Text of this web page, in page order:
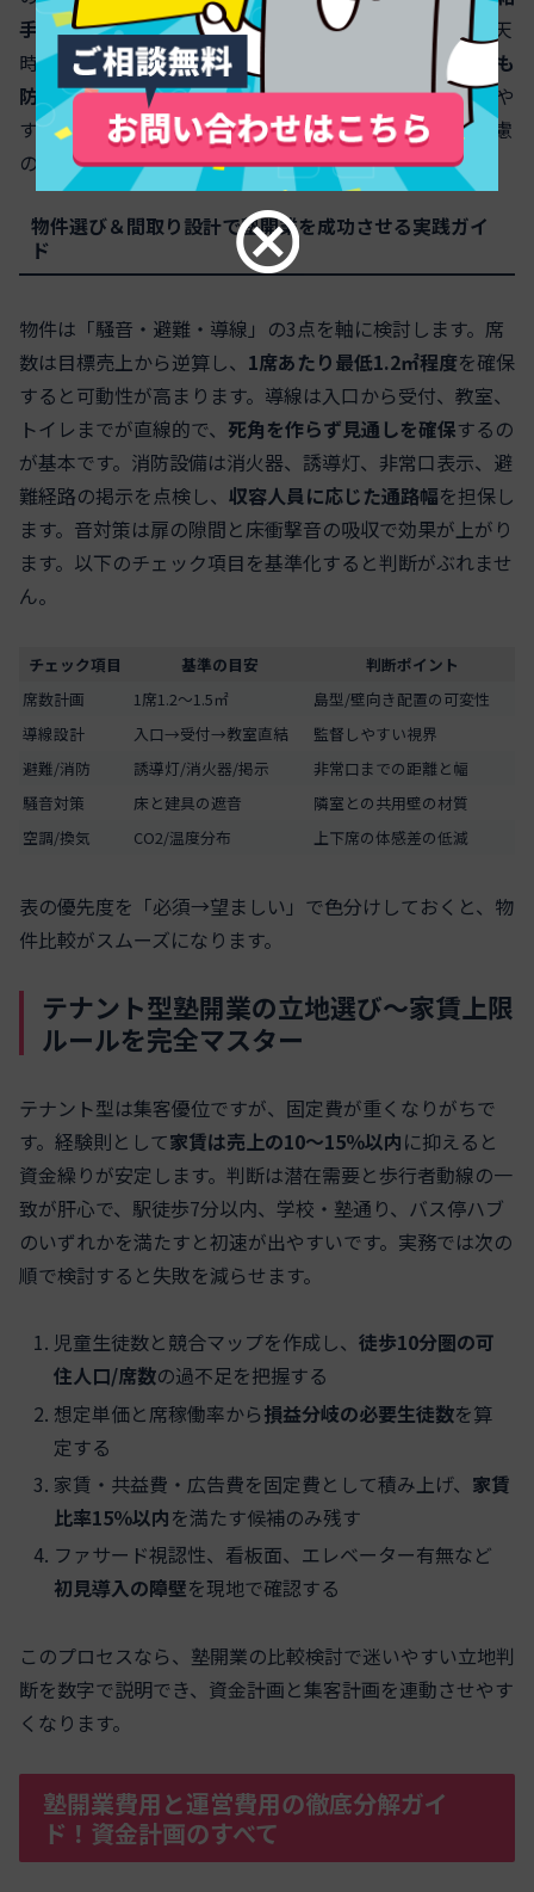
手段の明示で信頼を得ます。安全面は通学路の照度、雨天
時の足元、夜間の防犯カメラの有無を確認し、
自宅塾でも
防音・臭気・共有部の清掃を徹底すると口コミが安定しや
すくなります。塾開業の早期定着は、商圏密度と近隣配慮
の両立が決め手です。
物件選び＆間取り設計で塾開業を成功させる実践ガイ
ド
物件は「騒音・避難・導線」の3点を軸に検討します。席
数は目標売上から逆算し、 1席あたり最低1.2㎡程度を確保
すると可動性が高まります。導線は入口から受付、教室、
トイレまでが直線的で、 死角を作らず見通しを確保するの
が基本です。消防設備は消火器、誘導灯、非常口表示、避
難経路の掲示を点検し、 収容人員に応じた通路幅を担保し
ます。音対策は扉の隙間と床衝撃音の吸収で効果が上がり
ます。以下のチェック項目を基準化すると判断がぶれませ
ん。
チェック項目 基準の目安
判断ポイント
席数計画
1席1.2〜1.5㎡
島型/壁向き配置の可変性
導線設計
入口→受付→教室直結
監督しやすい視界
避難/消防
誘導灯/消火器/掲示
非常口までの距離と幅
騒音対策
床と建具の遮音
隣室との共用壁の材質
空調/換気
CO2/温度分布 上下席の体感差の低減
表の優先度を「必須→望ましい」で色分けしておくと、物
件比較がスムーズになります。
テナント型塾開業の立地選び〜家賃上限
ルールを完全マスター
テナント型は集客優位ですが、固定費が重くなりがちで
す。経験則として家賃は売上の10〜15％以内に抑えると
資金繰りが安定します。判断は潜在需要と歩行者動線の一
致が肝心で、駅徒歩7分以内、学校・塾通り、バス停ハブ
のいずれかを満たすと初速が出やすいです。実務では次の
順で検討すると失敗を減らせます。
児童生徒数と競合マップを作成し、徒歩10分圏の可
住人口/席数の過不足を把握する
想定単価と席稼働率から損益分岐の必要生徒数を算
定する
家賃・共益費・広告費を固定費として積み上げ、 家賃
比率15％以内を満たす候補のみ残す
ファサード視認性、看板面、エレベーター有無など
初見導入の障壁を現地で確認する
このプロセスなら、塾開業の比較検討で迷いやすい立地判
断を数字で説明でき、資金計画と集客計画を連動させやす
くなります。
塾開業費用と運営費用の徹底分解ガイ
ド！資金計画のすべて